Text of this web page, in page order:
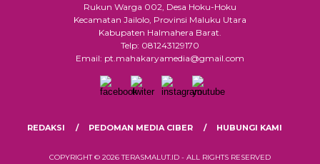
Rukun Warga 002, Desa Hoku-Hoku
Kecamatan Jailolo, Provinsi Maluku Utara
Kabupaten Halmahera Barat.
Telp: 081243129170
Email: pt.mahakaryamedia@gmail.com
REDAKSI PEDOMAN MEDIA CIBER HUBUNGI KAMI
COPYRIGHT © 2026 TERASMALUT.ID - ALL RIGHTS RESERVED